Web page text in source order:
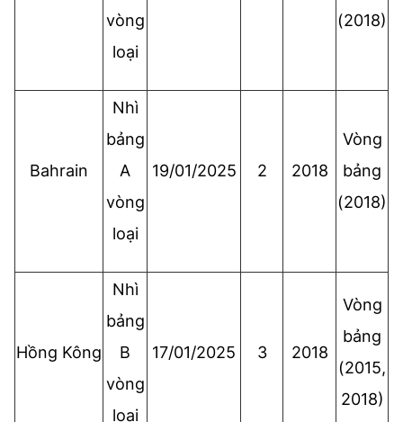
vòng
loại
(2018)
Bahrain
Nhì
bảng
A
vòng
loại
19/01/2025 2 2018
Vòng
bảng
(2018)
Hồng Kông
Nhì
bảng
B
vòng
loại
17/01/2025 3 2018
Vòng
bảng
(2015,
2018)